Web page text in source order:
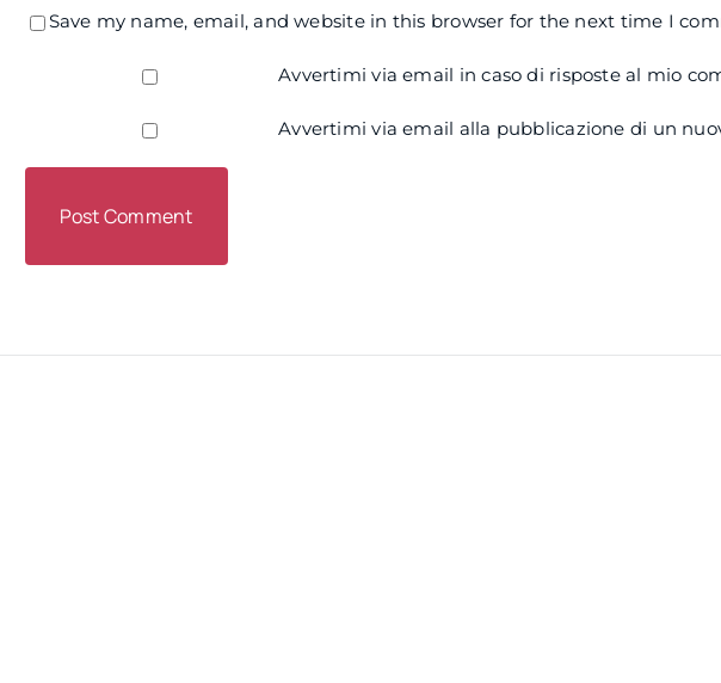
Save my name, email, and website in this browser for the next time I
Avvertimi via email in caso di risposte al mio
Avvertimi via email alla pubblicazione di un